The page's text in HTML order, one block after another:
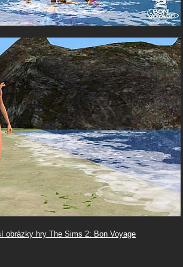
obrázky hry The Sims 2: Bon Voyage